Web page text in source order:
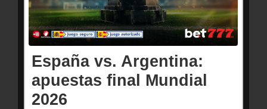
España vs. Argentina:
apuestas final Mundial
2026